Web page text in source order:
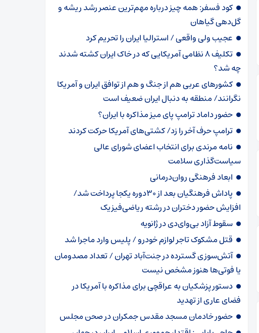
کود فسفر: همه چیز درباره مهم‌ترین عنصر رشد ریشه و
گل‌دهی گیاهان
عجیب ولی واقعی / استرالیا ایران را تحریم کرد
تکلیف ۸ نظامی آمریکایی که در خاک ایران کشته شدند
چه شد؟
کشور‌های عربی هم از جنگ و هم از توافق ایران و آمریکا
نگرانند/ منطقه به دنبال ایران ضعیف است
حضور داماد ترامپ پای میز مذاکره با ایران؟
ترامپ حرف آخر را زد/ کشتی‌های آمریکا حرکت کردند
نامه مرندی برای انتخاب اعضای شورای عالی
سیاست‌گذاری سلامت
ابعاد فرهنگی روان‌درمانی
پاداش فرهنگیان بعد از ۳۰دوره یکجا پرداخت شد/
افزایش حضور دختران در رشته ریاضی‌فیزیک
سقوط آزاد بی‌وای‌دی در ژانویه
قتل مشکوک تاجر لوازم خودرو / پلیس وارد ماجرا شد
آتش‌سوزی گسترده در جنت‌آباد تهران / تعداد مصدومان
یا فوتی‌ها هنوز مشخص نیست
دستور پزشکیان به عراقچی برای مذاکره با آمریکا در
فضای عاری از تهدید
حضور خادمان مسجد مقدس جمکران در صحن مجلس